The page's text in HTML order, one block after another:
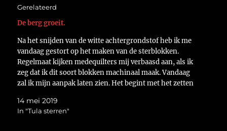
Gerelateerd
De berg groeit.
Na het snijden van de witte achtergrondstof heb ik me
vandaag gestort op het maken van de sterblokken.
Regelmaat kijken medequilters mij verbaasd aan, als ik
zeg dat ik dit soort blokken machinaal maak. Vandaag
zal ik mijn aanpak laten zien. Het begint met het zetten
14 mei 2019
In "Tula sterren"